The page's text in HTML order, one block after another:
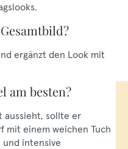
ergänzt den Look mit
am besten?
aussieht, sollte er
mit einem weichen Tuch
und intensive